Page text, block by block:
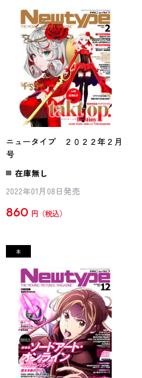
ニュータイプ ２０２２年２月
号
在庫無し
2022年01月08日発売
860 円